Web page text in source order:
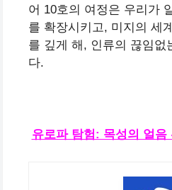
어 10호의 여정은 우리가
를 확장시키고, 미지의 세
를 깊게 해, 인류의 끊임없
다.
유로파 탐험: 목성의 얼음